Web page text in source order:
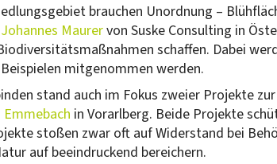
brauchen Unordnung –
Johannes Maurervon Suske Consulting in
schaffen. Dabei
mitgenommen werden.
stand auch im Fokus zweier Projekte
Emmebach in Vorarlberg. Beide Projekte
stoßen zwar oft auf Widerstand bei
auf beeindruckend bereichern.